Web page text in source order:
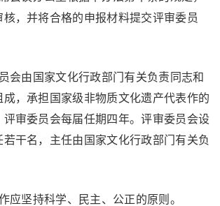
，并将合格的申报材料提交评审委员
会由国家文化行政部门有关负责同志和
，承担国家级非物质文化遗产代表作的
审委员会每届任期四年。评审委员会设
干名，主任由国家文化行政部门有关负
应坚持科学、民主、公正的原则。